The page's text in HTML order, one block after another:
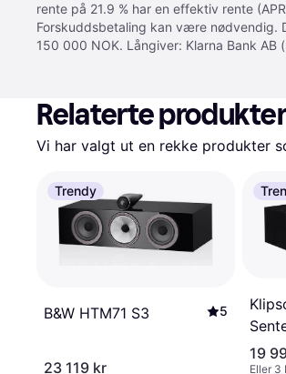
rente på 21.9 % har en effektiv rente
Forskuddsbetaling kan være nødvendig.
150 000 NOK. Långiver: Klarna Bank
Relaterte
Vi har valgt ut en rekke produkter
Trendy
B&W HTM71 S3 5
23 119 kr
19
Eller 3